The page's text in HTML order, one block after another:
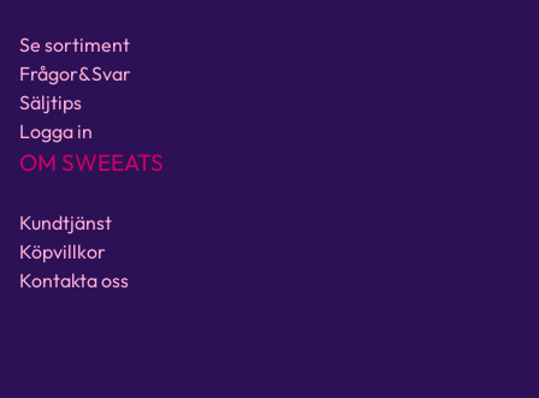
Se sortiment
Frågor&Svar
Säljtips
Logga in
OM SWEEATS
Kundtjänst
Köpvillkor
Kontakta oss